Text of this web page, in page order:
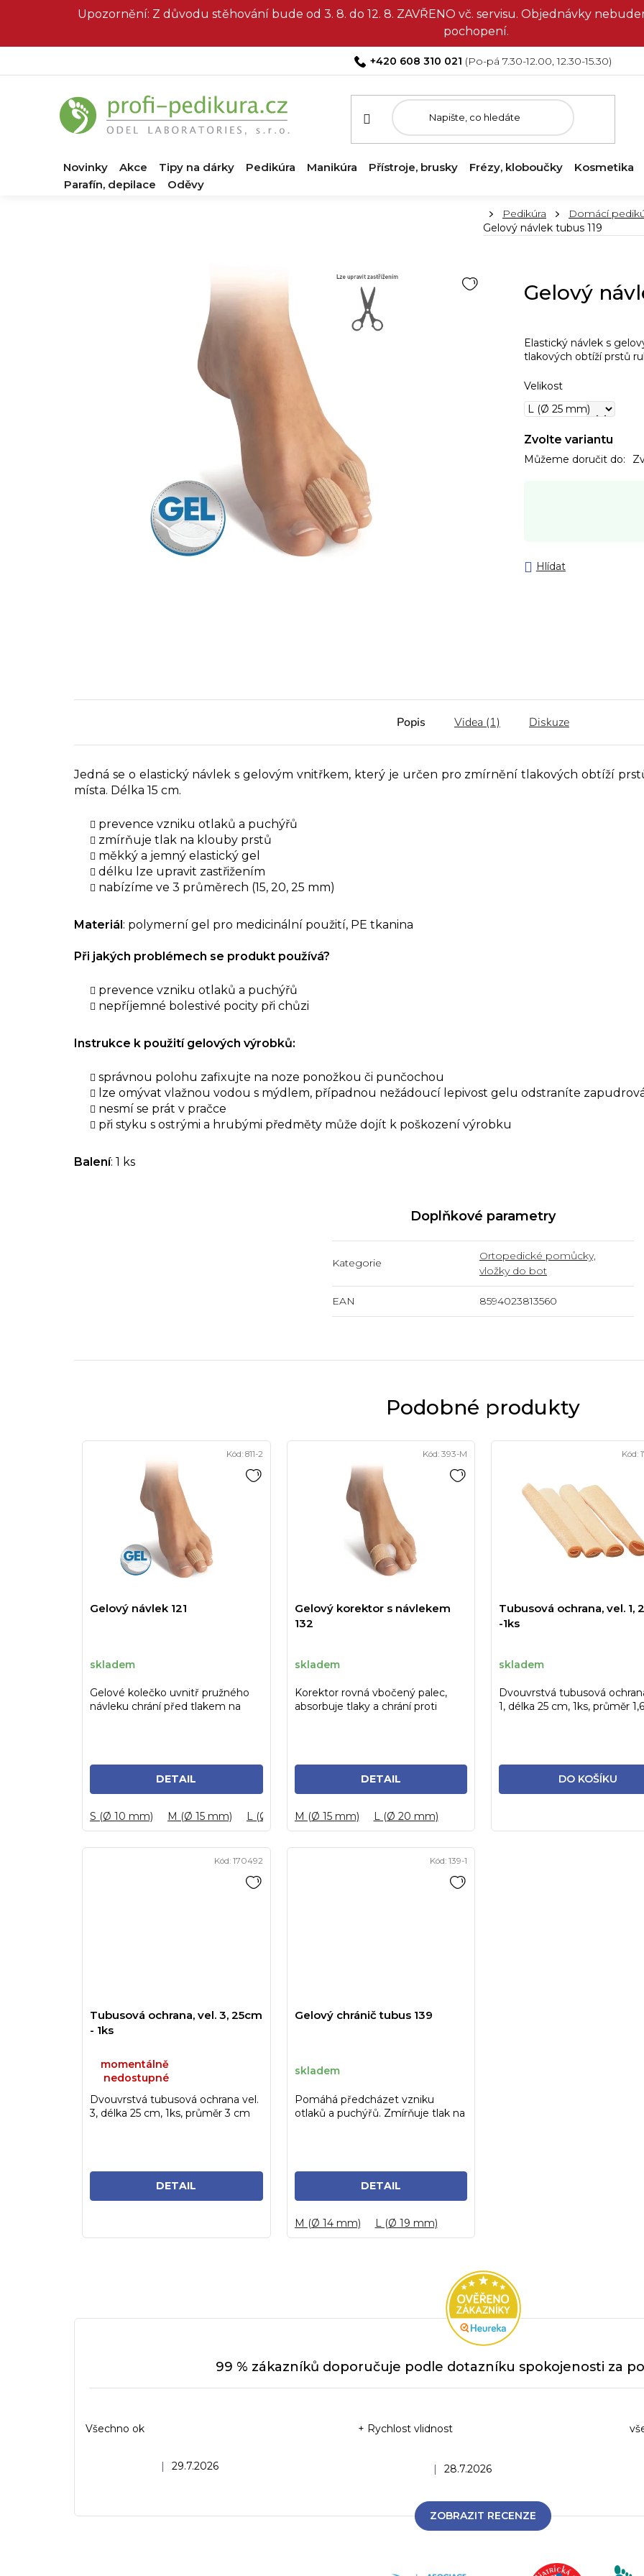
Upozornění: Z důvodu stěhování bude od 3. 8. do 12. 8. ZAVŘENO vč. servisu. Objednávky
pochopení.
+420 608 310 021
Novinky Akce Tipy na dárky Pedikúra Manikúra Přístroje, brusky Frézy, kloboučky Kosmetika
Parafín, depilace
Oděvy
DomůPedikúra Domácí
Gelový návlek tubus 119
Gelový
Elastický návlek s
tlakových obtíží prstů
Velikost
Zvolte variantu
Můžeme doručit do:
Hlídat
Popis Videa (1) Diskuze
Jedná se o elastický návlek s gelovým vnitřkem, který je určen pro zmírnění tlakových obtíží
místa. Délka 15 cm.
prevence vzniku otlaků a puchýřů
zmírňuje tlak na klouby prstů
měkký a jemný elastický gel
délku lze upravit zastřižením
nabízíme ve 3 průměrech (15, 20, 25 mm)
Materiál : polymerní gel pro medicinální použití, PE tkanina
Při jakých problémech se produkt používá?
prevence vzniku otlaků a puchýřů
nepříjemné bolestivé pocity při chůzi
Instrukce k použití gelových výrobků:
správnou polohu zafixujte na noze ponožkou či punčochou
lze omývat vlažnou vodou s mýdlem, případnou nežádoucí lepivost gelu odstraníte
nesmí se prát v pračce
při styku s ostrými a hrubými předměty může dojít k poškození výrobku
Balení: 1 ks
Doplňkové parametry
Kategorie
Ortopedické pomůcky,
vložky do bot
EAN 8594023813560
Podobné produkty
Gelový návlek 121
skladem
DETAIL
Gelové kolečko uvnitř pružného
návleku chrání před tlakem na
S (Ø 10 mm) M (Ø 15 mm) L (Ø 20 mm)
Kód: 811-2
Gelový korektor s návlekem
132
skladem
DETAIL
Korektor rovná vbočený palec,
absorbuje tlaky a chrání proti
M (Ø 15 mm) L (Ø 20 mm)
Kód: 393-M
Tubusová ochrana, vel. 1,
-1ks
skladem
DO KOŠÍKU
Dvouvrstvá tubusová
1, délka 25 cm, 1ks, průměr
Kód:
Tubusová ochrana, vel. 3, 25cm
- 1ks
momentálně
nedostupné
DETAIL
Dvouvrstvá tubusová ochrana vel.
3, délka 25 cm, 1ks, průměr 3 cm
Kód: 170492
Gelový chránič tubus 139
skladem
DETAIL
Pomáhá předcházet vzniku
otlaků a puchýřů. Zmírňuje tlak na
M (Ø 14 mm) L (Ø 19 mm)
Kód: 139-1
99 % zákazníků doporučuje podle dotazníku spokojenosti za
Hodnocení obchodu je 5 z 5 hvězdiček.
| 29.7.2026
Všechno ok
Hodnocení obchodu je 5 z 5 hvězdiček.
28.7.2026
+ Rychlost vlidnost
ZOBRAZIT RECENZE